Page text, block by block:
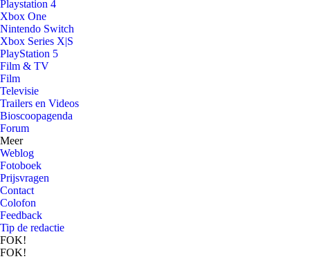
Playstation 4
Xbox One
Nintendo Switch
Xbox Series X|S
PlayStation 5
Film & TV
Film
Televisie
Trailers en Videos
Bioscoopagenda
Forum
Meer
Weblog
Fotoboek
Prijsvragen
Contact
Colofon
Feedback
Tip de redactie
FOK!
FOK!